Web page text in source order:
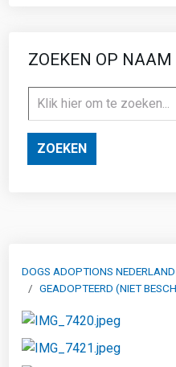
ZOEKEN OP NAAM
ZOEKEN
DOGS ADOPTIONS NEDERLAND
GEADOPTEERD (NIET